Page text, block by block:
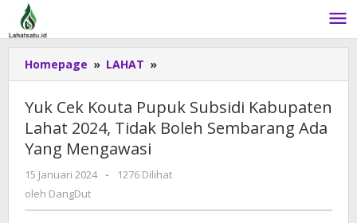
Lewati
konten
Homepage » LAHAT »
Cek
Kouta
Pupuk
Subsidi
2024,
Boleh
Yuk Cek Kouta Pupuk Subsidi Kabupaten
Lahat 2024, Tidak Boleh Sembarang Ada
Yang Mengawasi
15 Januari 2024
oleh
-
1276 Dilihat
oleh DangDut